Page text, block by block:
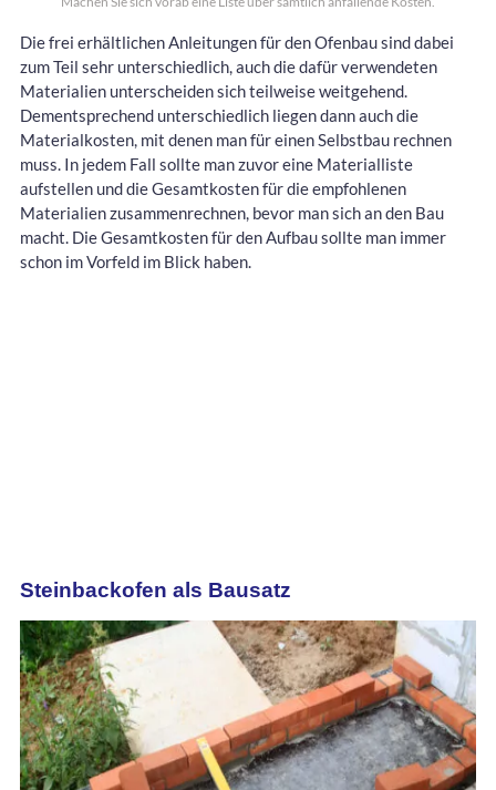
Die frei erhältlichen Anleitungen für den Ofenbau sind dabei
zum Teil sehr unterschiedlich, auch die dafür verwendeten
Materialien unterscheiden sich teilweise weitgehend.
Dementsprechend unterschiedlich liegen dann auch die
Materialkosten, mit denen man für einen Selbstbau rechnen
muss. In jedem Fall sollte man zuvor eine Materialliste
aufstellen und die Gesamtkosten für die empfohlenen
Materialien zusammenrechnen, bevor man sich an den Bau
macht. Die Gesamtkosten für den Aufbau sollte man immer
schon im Vorfeld im Blick haben.
Steinbackofen als Bausatz